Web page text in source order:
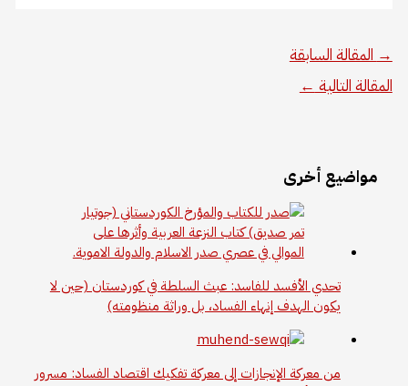
→ المقالة السابقة
المقالة التالية ←
مواضيع أخرى
تحدي الأفسد للفاسد: عبث السلطة في كوردستان (حين لا
يكون الهدف إنهاء الفساد، بل وراثة منظومته)
من معركة الإنجازات إلى معركة تفكيك اقتصاد الفساد: مسرور